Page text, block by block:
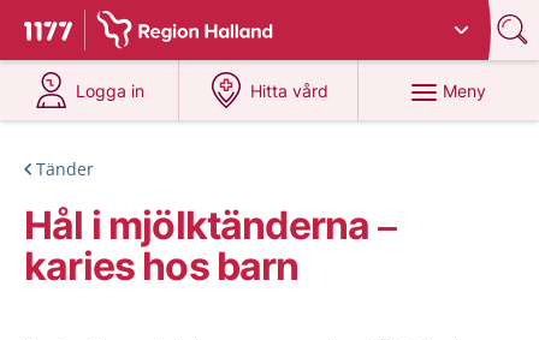
Till startsidan för 1177
Du har valt region Halland
Logga in
på 1177.se
Hitta vård
på 1177.se
Meny
Tänder
Hål i mjölktänderna –
karies hos barn